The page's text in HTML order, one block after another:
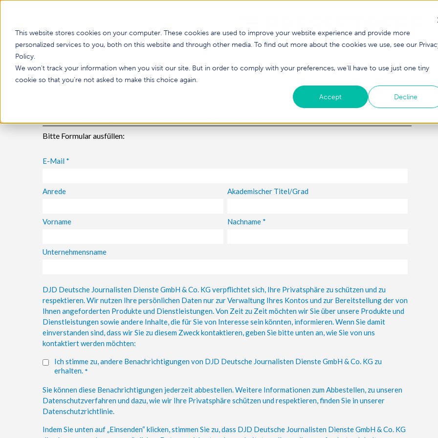
This website stores cookies on your computer. These cookies are used to improve your website experience and provide more
personalized services to you, both on this website and through other media. To find out more about the cookies we use, see our
Policy.
We won't track your information when you visit our site. But in order to comply with your preferences, we'll have to use just one tiny
cookie so that you're not asked to make this choice again.
Accept Decline
Bitte Formular ausfüllen:
E-Mail *
Anrede Akademischer Titel/Grad
Vorname Nachname *
Unternehmensname
DJD Deutsche Journalisten Dienste GmbH & Co. KG verpflichtet sich, Ihre Privatsphäre zu schützen und zu
respektieren. Wir nutzen Ihre persönlichen Daten nur zur Verwaltung Ihres Kontos und zur Bereitstellung der von
Ihnen angeforderten Produkte und Dienstleistungen. Von Zeit zu Zeit möchten wir Sie über unsere Produkte und
Dienstleistungen sowie andere Inhalte, die für Sie von Interesse sein könnten, informieren. Wenn Sie damit
einverstanden sind, dass wir Sie zu diesem Zweck kontaktieren, geben Sie bitte unten an, wie Sie von uns
kontaktiert werden möchten:
Ich stimme zu, andere Benachrichtigungen von DJD Deutsche Journalisten Dienste GmbH & Co. KG zu
erhalten. *
Sie können diese Benachrichtigungen jederzeit abbestellen. Weitere Informationen zum Abbestellen, zu unseren
Datenschutzverfahren und dazu, wie wir Ihre Privatsphäre schützen und respektieren, finden Sie in unserer
Datenschutzrichtlinie.
Indem Sie unten auf „Einsenden“ klicken, stimmen Sie zu, dass DJD Deutsche Journalisten Dienste GmbH & Co. KG